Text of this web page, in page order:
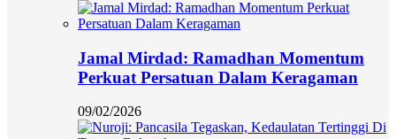
Jamal Mirdad: Ramadhan Momentum
Perkuat Persatuan Dalam Keragaman
09/02/2026